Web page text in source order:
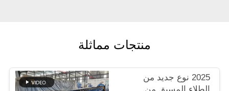
منتجات مماثلة
2025 نوع جديد من